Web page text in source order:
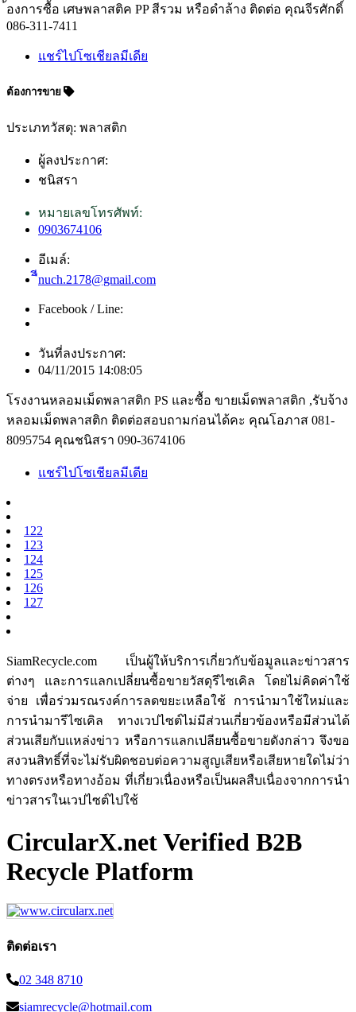
้องการซื้อ เศษพลาสติค PP สีรวม หรือดำล้าง ติดต่อ คุณจีรศักดิ์
086-311-7411
แชร์ไปโซเชียลมีเดีย
ต้องการขาย
ประเภทวัสดุ: พลาสติก
ผู้ลงประกาศ:
ชนิสรา
หมายเลขโทรศัพท์:
0903674106
อีเมล์:
ืีnuch.2178@gmail.com
Facebook / Line:
วันที่ลงประกาศ:
04/11/2015 14:08:05
โรงงานหลอมเม็ดพลาสติก PS และซื้อ ขายเม็ดพลาสติก ,รับจ้าง
หลอมเม็ดพลาสติก ติดต่อสอบถามก่อนได้คะ คุณโอภาส 081-
8095754 คุณชนิสรา 090-3674106
แชร์ไปโซเชียลมีเดีย
122
123
124
125
126
127
SiamRecycle.com เป็นผู้ให้บริการเกี่ยวกับข้อมูลและข่าวสาร
ต่างๆ และการแลกเปลี่ยนซื้อขายวัสดุรีไซเคิล โดยไม่คิดค่าใช้
จ่าย เพื่อร่วมรณรงค์การลดขยะเหลือใช้ การนำมาใช้ใหม่และ
การนำมารีไซเคิล ทางเวปไซต์ไม่มีส่วนเกี่ยวข้องหรือมีส่วนได้
ส่วนเสียกับแหล่งข่าว หรือการแลกเปลียนซื้อขายดังกล่าว จึงขอ
สงวนสิทธิ์ที่จะไม่รับผิดชอบต่อความสูญเสียหรือเสียหายใดไม่ว่า
ทางตรงหรือทางอ้อม ที่เกี่ยวเนื่องหรือเป็นผลสืบเนื่องจากการนำ
ข่าวสารในเวปไซต์ไปใช้
CircularX.net Verified B2B
Recycle Platform
ติดต่อเรา
02 348 8710
siamrecycle@hotmail.com